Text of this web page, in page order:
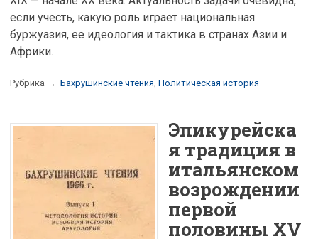
если учесть, какую роль играет национальная
буржуазия, ее идеология и тактика в странах Азии и
Африки.
Рубрика → Бахрушинские чтения Политическая история
Эпикурейска
я традиция в
итальянском
возрождении
первой
половины XV